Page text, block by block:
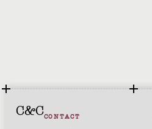
C&CCONTACT